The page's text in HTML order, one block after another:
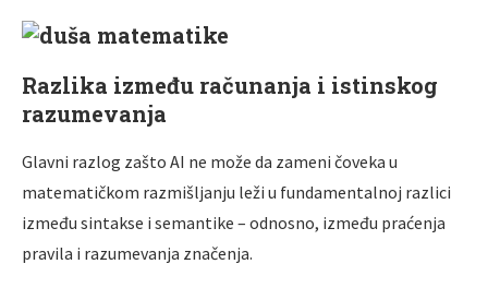
Razlika između računanja i istinskog
razumevanja
Glavni razlog zašto AI ne može da zameni čoveka u
matematičkom razmišljanju leži u fundamentalnoj razlici
između sintakse i semantike – odnosno, između praćenja
pravila i razumevanja značenja.